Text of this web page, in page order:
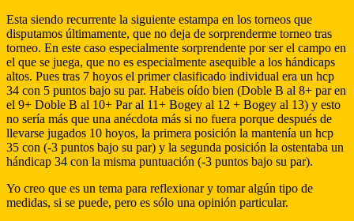
Esta siendo recurrente la siguiente estampa en los torneos que
disputamos últimamente, que no deja de sorprenderme torneo tras
torneo. En este caso especialmente sorprendente por ser el campo en
el que se juega, que no es especialmente asequible a los hándicaps
altos. Pues tras 7 hoyos el primer clasificado individual era un hcp
34 con 5 puntos bajo su par. Habeis oído bien (Doble B al 8+ par en
el 9+ Doble B al 10+ Par al 11+ Bogey al 12 + Bogey al 13) y esto
no sería más que una anécdota más si no fuera porque después de
llevarse jugados 10 hoyos, la primera posición la mantenía un hcp
35 con (-3 puntos bajo su par) y la segunda posición la ostentaba un
hándicap 34 con la misma puntuación (-3 puntos bajo su par).
Yo creo que es un tema para reflexionar y tomar algún tipo de
medidas, si se puede, pero es sólo una opinión particular.